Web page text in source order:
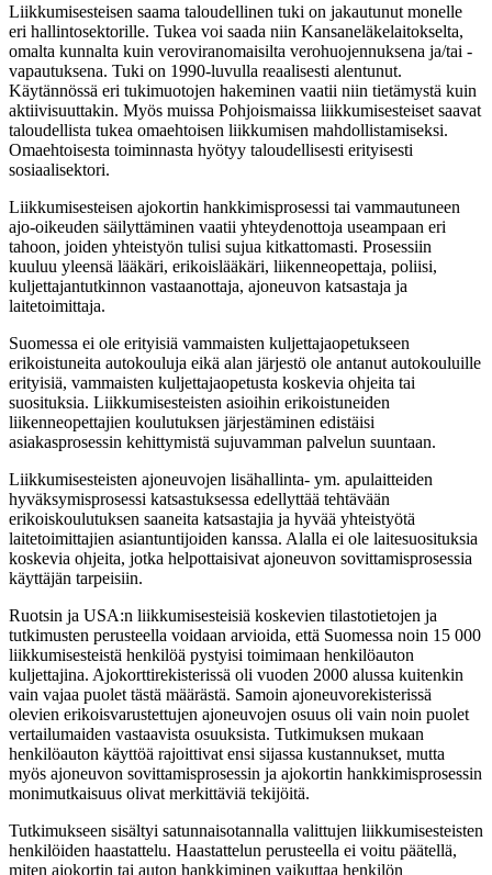
Liikkumisesteisen saama taloudellinen tuki on jakautunut monelle
eri hallintosektorille. Tukea voi saada niin Kansaneläkelaitokselta,
omalta kunnalta kuin veroviranomaisilta verohuojennuksena ja/tai -
vapautuksena. Tuki on 1990-luvulla reaalisesti alentunut.
Käytännössä eri tukimuotojen hakeminen vaatii niin tietämystä kuin
aktiivisuuttakin. Myös muissa Pohjoismaissa liikkumisesteiset saavat
taloudellista tukea omaehtoisen liikkumisen mahdollistamiseksi.
Omaehtoisesta toiminnasta hyötyy taloudellisesti erityisesti
sosiaalisektori.
Liikkumisesteisen ajokortin hankkimisprosessi tai vammautuneen
ajo-oikeuden säilyttäminen vaatii yhteydenottoja useampaan eri
tahoon, joiden yhteistyön tulisi sujua kitkattomasti. Prosessiin
kuuluu yleensä lääkäri, erikoislääkäri, liikenneopettaja, poliisi,
kuljettajantutkinnon vastaanottaja, ajoneuvon katsastaja ja
laitetoimittaja.
Suomessa ei ole erityisiä vammaisten kuljettajaopetukseen
erikoistuneita autokouluja eikä alan järjestö ole antanut autokouluille
erityisiä, vammaisten kuljettajaopetusta koskevia ohjeita tai
suosituksia. Liikkumisesteisten asioihin erikoistuneiden
liikenneopettajien koulutuksen järjestäminen edistäisi
asiakasprosessin kehittymistä sujuvamman palvelun suuntaan.
Liikkumisesteisten ajoneuvojen lisähallinta- ym. apulaitteiden
hyväksymisprosessi katsastuksessa edellyttää tehtävään
erikoiskoulutuksen saaneita katsastajia ja hyvää yhteistyötä
laitetoimittajien asiantuntijoiden kanssa. Alalla ei ole laitesuosituksia
koskevia ohjeita, jotka helpottaisivat ajoneuvon sovittamisprosessia
käyttäjän tarpeisiin.
Ruotsin ja USA:n liikkumisesteisiä koskevien tilastotietojen ja
tutkimusten perusteella voidaan arvioida, että Suomessa noin 15 000
liikkumisesteistä henkilöä pystyisi toimimaan henkilöauton
kuljettajina. Ajokorttirekisterissä oli vuoden 2000 alussa kuitenkin
vain vajaa puolet tästä määrästä. Samoin ajoneuvorekisterissä
olevien erikoisvarustettujen ajoneuvojen osuus oli vain noin puolet
vertailumaiden vastaavista osuuksista. Tutkimuksen mukaan
henkilöauton käyttöä rajoittivat ensi sijassa kustannukset, mutta
myös ajoneuvon sovittamisprosessin ja ajokortin hankkimisprosessin
monimutkaisuus olivat merkittäviä tekijöitä.
Tutkimukseen sisältyi satunnaisotannalla valittujen liikkumisesteisten
henkilöiden haastattelu. Haastattelun perusteella ei voitu päätellä,
miten ajokortin tai auton hankkiminen vaikuttaa henkilön